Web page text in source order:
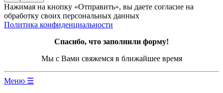
Нажимая на кнопку «Отправить», вы даете согласие на
обработку своих персональных данных
Политика конфиденциальности
Спасибо, что заполнили форму!
Мы с Вами свяжемся в ближайшее время
Меню ☰